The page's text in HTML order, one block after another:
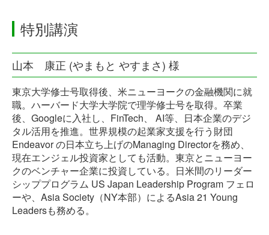
特別講演
山本 康正 (やまもと やすまさ) 様
東京大学修士号取得後、米ニューヨークの金融機関に就
職。ハーバード大学大学院で理学修士号を取得。卒業
後、Googleに入社し、FinTech、 AI等、日本企業のデジ
タル活用を推進。世界規模の起業家支援を行う財団
Endeavor の日本立ち上げのManaging Directorを務め、
現在エンジェル投資家としても活動。東京とニューヨー
クのベンチャー企業に投資している。日米間のリーダー
シッププログラム US Japan Leadership Program フェロ
ーや、Asia Society（NY本部）によるAsia 21 Young
Leadersも務める。